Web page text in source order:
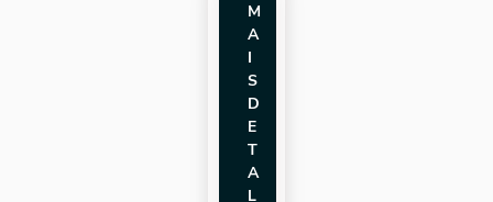
M
A
I
S
D
E
T
A
L